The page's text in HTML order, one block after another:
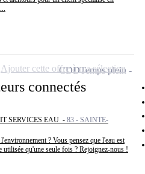
connectés
SERVICES EAU - 83 - SAINTE-
? Vous pensez que l'eau est
utilisée qu'une seule fois ? Rejoignez-nous !
CDDTemps plein
Ajouter cette offre à ma sélection